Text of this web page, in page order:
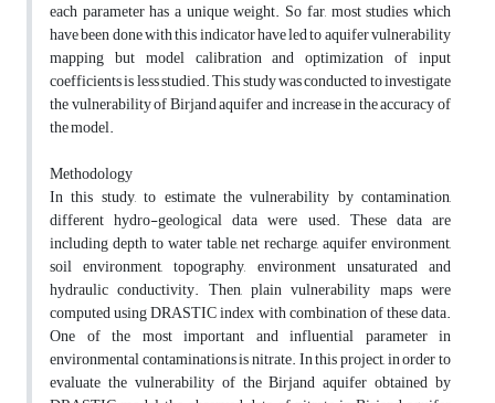
each parameter has a unique weight. So far, most studies which
have been done with this indicator have led to aquifer vulnerability
mapping but model calibration and optimization of input
coefficients is less studied. This study was conducted to investigate
the vulnerability of Birjand aquifer and increase in the accuracy of
the model.
Methodology
In this study, to estimate the vulnerability by contamination,
different hydro-geological data were used. These data are
including depth to water table, net recharge, aquifer environment,
soil environment, topography, environment unsaturated and
hydraulic conductivity. Then, plain vulnerability maps were
computed using DRASTIC index with combination of these data.
One of the most important and influential parameter in
environmental contaminations is nitrate. In this project, in order to
evaluate the vulnerability of the Birjand aquifer obtained by